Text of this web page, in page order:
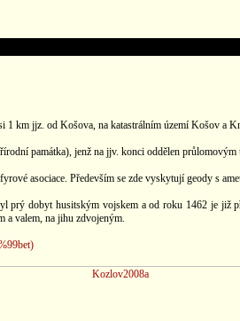
km jjz. od Košova, na katastrálním území Košov a
památka), jenž na jjv. konci oddělen
asociace. Především se zde vyskytují geody s
dobyt husitským vojskem a od roku 1462 je již
a valem, na jihu zdvojeným.